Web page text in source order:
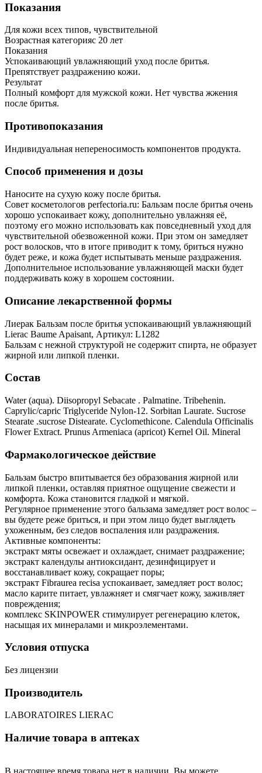
Показания
Для кожи всех типов, чувствительной
Возрастная категорияс 20 лет
Показания
Успокаивающий увлажняющий уход после бритья.
Препятствует раздражению кожи.
Результат
Полный комфорт для мужской кожи. Нет чувства жжения
после бритья.
Противопоказания
Индивидуальная непереносимость компонентов продукта.
Способ применения и дозы
Наносите на сухую кожу после бритья.
Совет косметологов perfectoria.ru: Бальзам после бритья очень
хорошо успокаивает кожу, дополнительно увлажняя её,
поэтому его можно использовать как повседневный уход для
чувствительной обезвоженной кожи. При этом он замедляет
рост волосков, что в итоге приводит к тому, бриться нужно
будет реже, и кожа будет испытывать меньше раздражения.
Дополнительное использование увлажняющей маски будет
поддерживать кожу в хорошем состоянии.
Описание лекарственной формы
Лиерак Бальзам после бритья успокаивающий увлажняющий
Lierac Baume Apaisant, Артикул: L1282
Бальзам с нежной структурой не содержит спирта, не образует
жирной или липкой пленки.
Состав
Water (aqua). Diisopropyl Sebacate . Palmatine. Tribehenin.
Caprylic/capric Triglyceride Nylon-12. Sorbitan Laurate. Sucrose
Stearate .sucrose Distearate. Cyclomethicone. Calendula Officinalis
Flower Extract. Prunus Armeniaca (apricot) Kernel Oil. Mineral
Фармакологическое действие
Бальзам быстро впитывается без образования жирной или
липкой пленки, оставляя приятное ощущение свежести и
комфорта. Кожа становится гладкой и мягкой.
Регулярное применение этого бальзама замедляет рост волос –
вы будете реже бриться, и при этом лицо будет выглядеть
ухоженным, без следов воспаления или раздражения.
Активные компоненты:
экстракт мяты освежает и охлаждает, снимает раздражение;
экстракт календулы антиоксидант, дезинфицирует и
восстанавливает кожу, сокращает поры;
экстракт Fibraurea recisa успокаивает, замедляет рост волос;
масло карите питает, увлажняет и смягчает кожу, заживляет
повреждения;
комплекс SKINPOWER стимулирует регенерацию клеток,
насыщая их минералами и микроэлементами.
Условия отпуска
Без лицензии
Производитель
LABORATOIRES LIERAC
Наличие товара в аптеках
В настоящее время товара нет в наличии. Вы можете